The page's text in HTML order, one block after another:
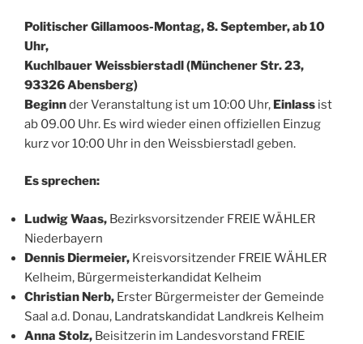
Politischer Gillamoos-Montag, 8. September, ab 10
Uhr,
Kuchlbauer Weissbierstadl (Münchener Str. 23,
93326 Abensberg)
Beginnder Veranstaltung ist um 10:00 Uhr, Einlass ist
ab 09.00 Uhr. Es wird wieder einen offiziellen Einzug
kurz vor 10:00 Uhr in den Weissbierstadl geben.
Es sprechen:
Ludwig Waas, Bezirksvorsitzender FREIE WÄHLER
Niederbayern
Dennis Diermeier, Kreisvorsitzender FREIE WÄHLER
Kelheim, Bürgermeisterkandidat Kelheim
Christian Nerb, Erster Bürgermeister der Gemeinde
Saal a.d. Donau, Landratskandidat Landkreis Kelheim
Anna Stolz, Beisitzerin im Landesvorstand FREIE